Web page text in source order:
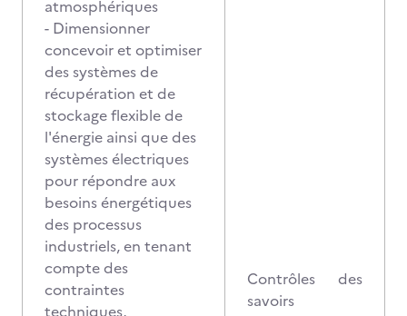
atmosphériques
- Dimensionner
concevoir et optimiser
des systèmes de
récupération et de
stockage flexible de
l'énergie ainsi que des
systèmes électriques
pour répondre aux
besoins énergétiques
des processus
industriels, en tenant
compte des
contraintes
techniques,
Contrôles des
savoirs